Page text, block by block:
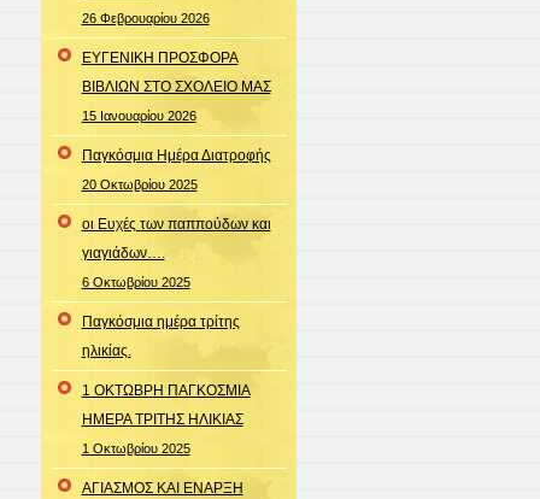
26 Φεβρουαρίου 2026
ΕΥΓΕΝΙΚΗ ΠΡΟΣΦΟΡΑ
ΒΙΒΛΙΩΝ ΣΤΟ ΣΧΟΛΕΙΟ ΜΑΣ
15 Ιανουαρίου 2026
Παγκόσμια Ημέρα Διατροφής
20 Οκτωβρίου 2025
οι Ευχές των παππούδων και
γιαγιάδων….
6 Οκτωβρίου 2025
Παγκόσμια ημέρα τρίτης
ηλικίας.
1 ΟΚΤΩΒΡΗ ΠΑΓΚΟΣΜΙΑ
ΗΜΕΡΑ ΤΡΙΤΗΣ ΗΛΙΚΙΑΣ
1 Οκτωβρίου 2025
ΑΓΙΑΣΜΟΣ ΚΑΙ ΕΝΑΡΞΗ